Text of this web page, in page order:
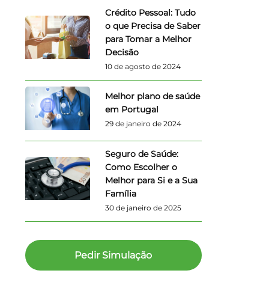
Crédito Pessoal: Tudo
o que Precisa de Saber
para Tomar a Melhor
Decisão
10 de agosto de 2024
Melhor plano de saúde
em Portugal
29 de janeiro de 2024
Seguro de Saúde:
Como Escolher o
Melhor para Si e a Sua
Família
30 de janeiro de 2025
Pedir Simulação